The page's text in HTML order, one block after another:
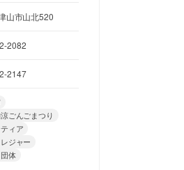
山市山北520
2082
2147
ごんごまつり
ィア
ジャー
体